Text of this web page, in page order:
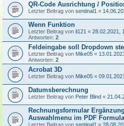
QR-Code Ausrichtung /
Letzter Beitrag von sentinal1 «
Wenn Funktion
Letzter Beitrag von li121 « 28.02.2021,
Antworten: 2
Feldeingabe soll Dropdown
Letzter Beitrag von Mike05 «
Antworten: 2
Acrobat 3D
Letzter Beitrag von Mike05 «
Datumsberechnung
Letzter Beitrag von Peter Blind «
Rechnungsformular
Auswahlmenu im PDF
Letzter Beitrag von sentinal1 «